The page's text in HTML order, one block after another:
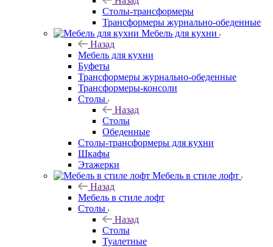
Столы-трансформеры
Трансформеры журнально-обеденные
Мебель для кухни
Назад
Мебель для кухни
Буфеты
Трансформеры журнально-обеденные
Трансформеры-консоли
Столы
Назад
Столы
Обеденные
Столы-трансформеры для кухни
Шкафы
Этажерки
Мебель в стиле лофт
Назад
Мебель в стиле лофт
Столы
Назад
Столы
Туалетные